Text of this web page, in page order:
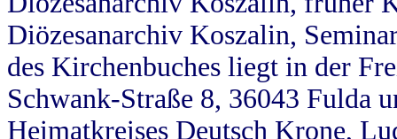
Diözesanarchiv Koszalin,
des Kirchenbuches liegt in der
Schwank-Straße 8, 36043 Fulda
Heimatkreises Deutsch Krone,